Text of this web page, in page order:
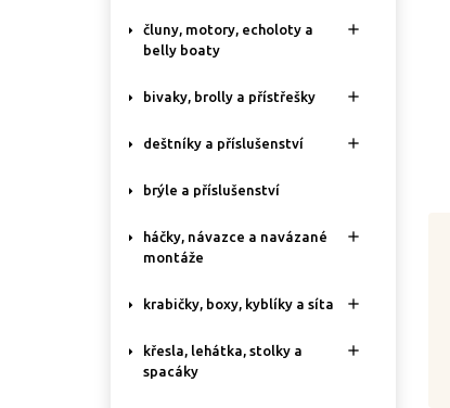
čluny, motory, echoloty a
belly boaty

bivaky, brolly a přístřešky 
deštníky a příslušenství 
brýle a příslušenství
háčky, návazce a navázané
montáže

krabičky, boxy, kyblíky a síta 
křesla, lehátka, stolky a
spacáky
